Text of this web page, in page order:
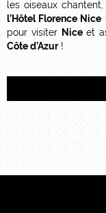
les oiseaux
l’Hôtel Florence Nice
pour visiter Niceet
Côte d’Azur!